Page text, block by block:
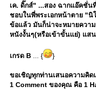
เค. ดิ๊กส์" ...สอง ฉากแอ๊คชั่
ชอบในพี่พระเอกหน้าตาย "นิ
ข้อแล้ว มันก็น่าจะหมายควา
หนังงั้นๆ(หรือเข้าขั้นแย่) แส
เกรด B ... { }
ขอเชิญทุกท่านเสนอความคิด
1 Comment ของคุณ คือ 1